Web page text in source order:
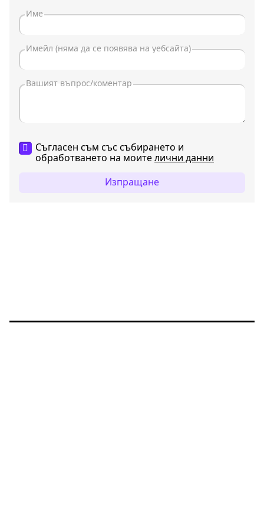
Съгласен съм със събирането и
обработването на моителични данни
Изпращане